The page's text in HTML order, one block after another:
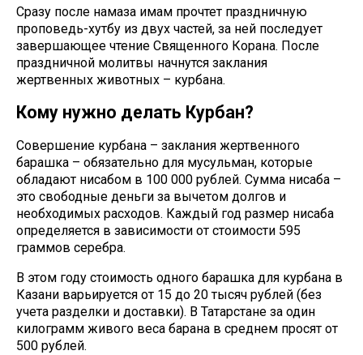
Сразу после намаза имам прочтет праздничную
проповедь-хутбу из двух частей, за ней последует
завершающее чтение Священного Корана. После
праздничной молитвы начнутся заклания
жертвенных животных – курбана.
Кому нужно делать Курбан?
Совершение курбана – заклания жертвенного
барашка – обязательно для мусульман, которые
обладают нисабом в 100 000 рублей. Сумма нисаба –
это свободные деньги за вычетом долгов и
необходимых расходов. Каждый год размер нисаба
определяется в зависимости от стоимости 595
граммов серебра.
В этом году стоимость одного барашка для курбана в
Казани варьируется от 15 до 20 тысяч рублей (без
учета разделки и доставки). В Татарстане за один
килограмм живого веса барана в среднем просят от
500 рублей.